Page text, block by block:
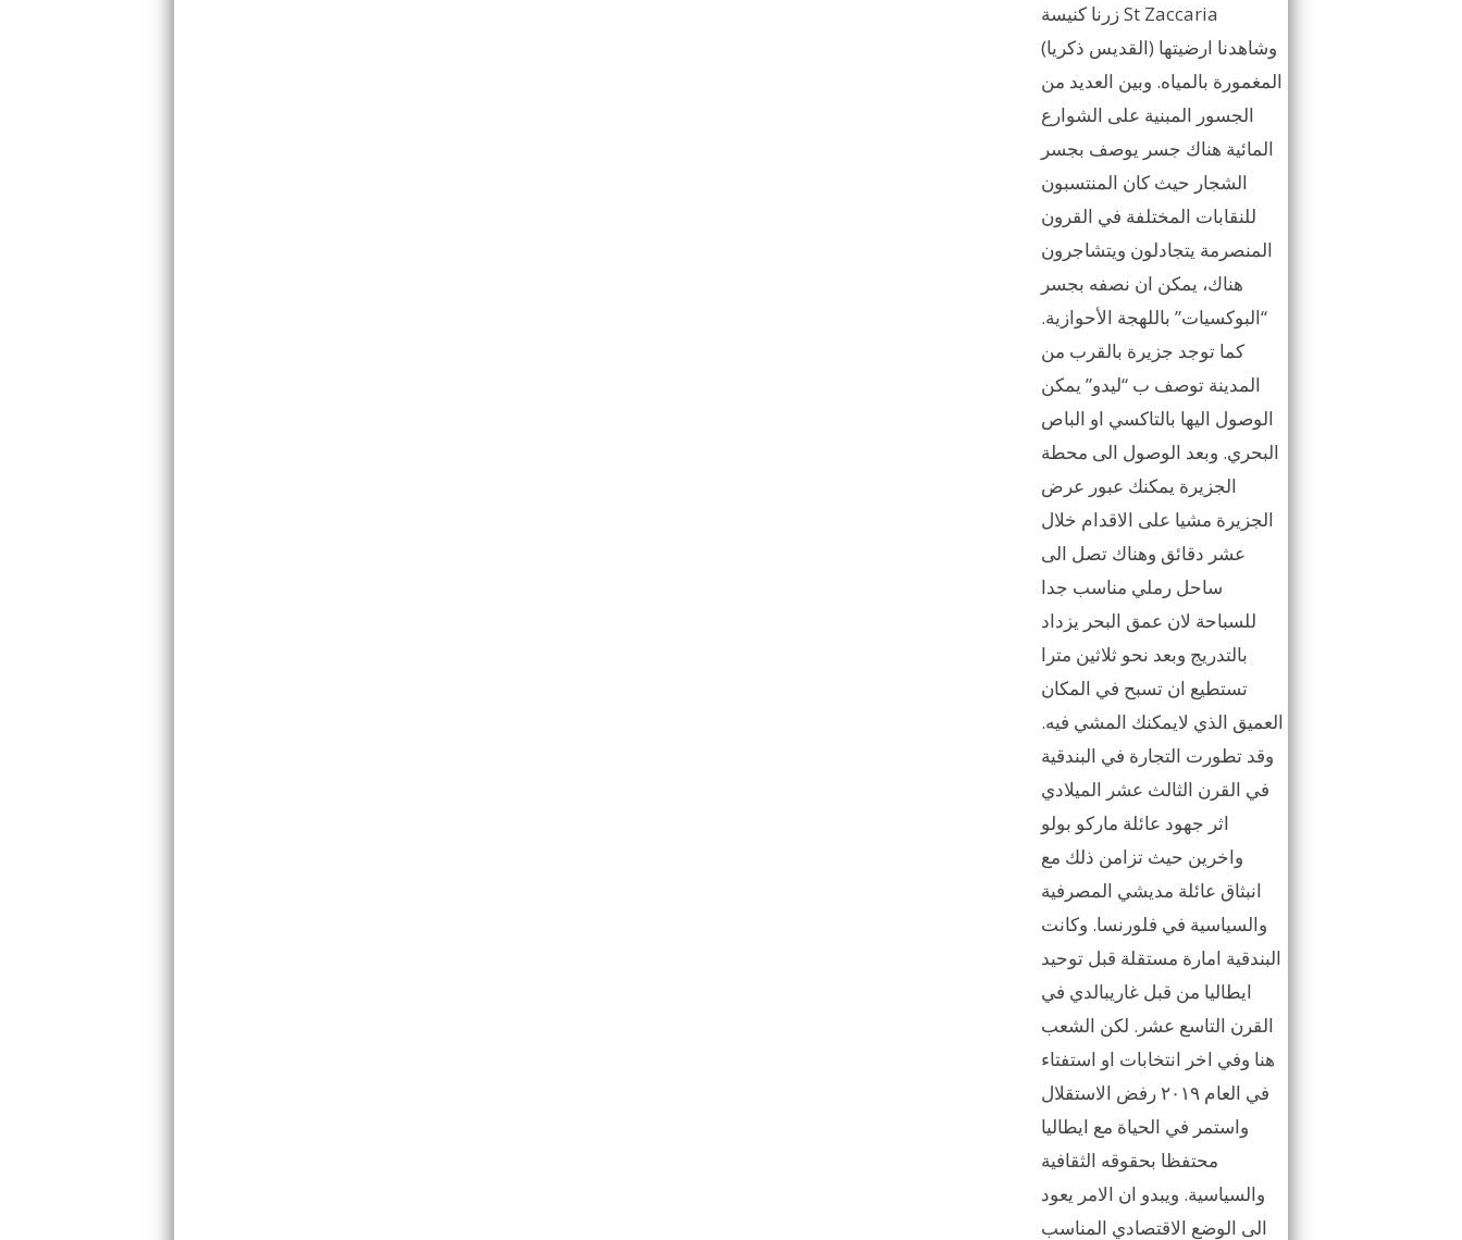
زرنا كنيسة St Zaccaria
(القديس ذكريا) وشاهدنا ارضيتها
المغمورة بالمياه. وبين العديد من
الجسور المبنية على الشوارع
المائية هناك جسر يوصف بجسر
الشجار حيث كان المنتسبون
للنقابات المختلفة في القرون
المنصرمة يتجادلون ويتشاجرون
هناك، يمكن ان نصفه بجسر
“البوكسيات” باللهجة الأحوازية.
كما توجد جزيرة بالقرب من
المدينة توصف ب “ليدو” يمكن
الوصول اليها بالتاكسي او الباص
البحري. وبعد الوصول الى محطة
الجزيرة يمكنك عبور عرض
الجزيرة مشيا على الاقدام خلال
عشر دقائق وهناك تصل الى
ساحل رملي مناسب جدا
للسباحة لان عمق البحر يزداد
بالتدريج وبعد نحو ثلاثين مترا
تستطيع ان تسبح في المكان
العميق الذي لايمكنك المشي فيه.
وقد تطورت التجارة في البندقية
في القرن الثالث عشر الميلادي
اثر جهود عائلة ماركو بولو
واخرين حيث تزامن ذلك مع
انبثاق عائلة مديشي المصرفية
والسياسية في فلورنسا. وكانت
البندقية امارة مستقلة قبل توحيد
ايطاليا من قبل غاريبالدي في
القرن التاسع عشر. لكن الشعب
هنا وفي اخر انتخابات او استفتاء
في العام ٢٠١٩ رفض الاستقلال
واستمر في الحياة مع ايطاليا
محتفظا بحقوقه الثقافية
والسياسية. ويبدو ان الامر يعود
الى الوضع الاقتصادي المناسب